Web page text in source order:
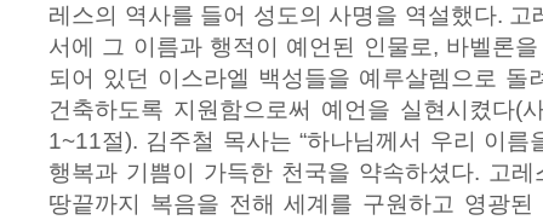
레스의 역사를 들어 성도의 사명을 역설했다. 고
서에 그 이름과 행적이 예언된 인물로, 바벨론
되어 있던 이스라엘 백성들을 예루살렘으로 돌
건축하도록 지원함으로써 예언을 실현시켰다(
1~11절). 김주철 목사는 “하나님께서 우리 이름
행복과 기쁨이 가득한 천국을 약속하셨다. 고
땅끝까지 복음을 전해 세계를 구원하고 영광된